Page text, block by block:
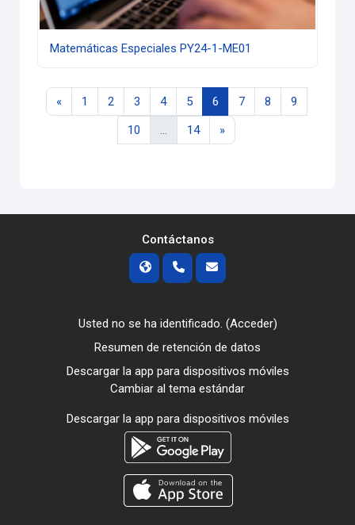
Matemáticas Especiales PY24-1-ME01
«Página anterior
1 Página 1
2 Página 2
3 Página 3
4Página 4
5Página 5
6 Página 6
7Página 7
8 Página 8
9
10 Página 10
… 14Página 14
»Siguiente página
Contáctanos
Usted no se ha identificado. (Acceder)
Resumen de retención de datos
Descargar la app para dispositivos móviles
Cambiar al tema estándar
Descargar la app para dispositivos móviles